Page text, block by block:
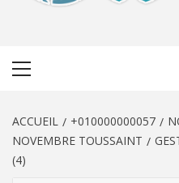
ACCUEIL +010000000057
NOVEMBRE TOUSSAINT
(4)